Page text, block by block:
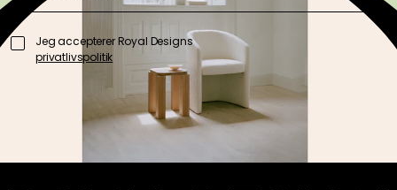
Jeg accepterer Royal Designs
privatlivspolitik